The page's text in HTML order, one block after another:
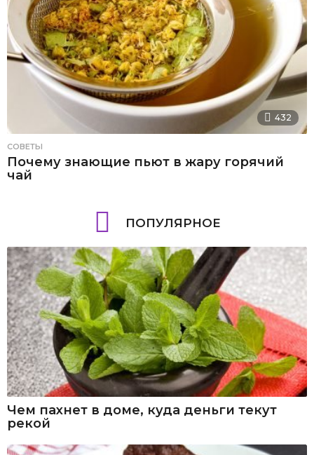
432
СОВЕТЫ
Почему знающие пьют в жару горячий
чай
ПОПУЛЯРНОЕ
Чем пахнет в доме, куда деньги текут
рекой